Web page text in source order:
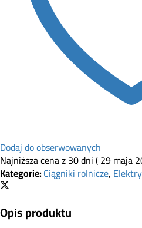
Dodaj do obserwowanych
Najniższa cena z 30 dni (29 maja
Kategorie:Ciągniki rolnicze,
Opis produktu